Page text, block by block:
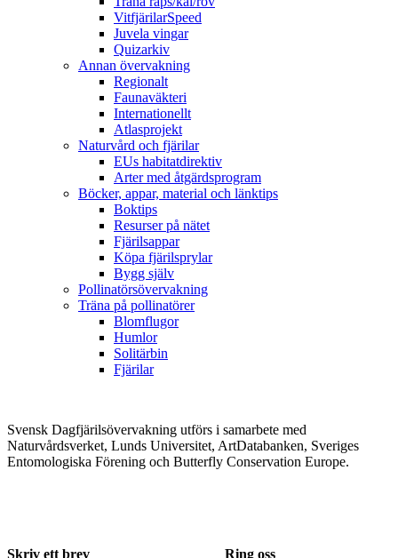
VitfjärilarSpeed
Juvela vingar
Quizarkiv
Annan övervakning
Regionalt
Faunaväkteri
Internationellt
Atlasprojekt
Naturvård och fjärilar
EUs habitatdirektiv
Arter med åtgärdsprogram
Böcker, appar, material och länktips
Boktips
Resurser på nätet
Fjärilsappar
Köpa fjärilsprylar
Bygg själv
Pollinatörsövervakning
Träna på pollinatörer
Blomflugor
Humlor
Solitärbin
Fjärilar
Svensk Dagfjärilsövervakning utförs i samarbete med
Naturvårdsverket, Lunds Universitet, ArtDatabanken, Sveriges
Entomologiska Förening och Butterfly Conservation Europe.
Skriv ett brev Ring oss